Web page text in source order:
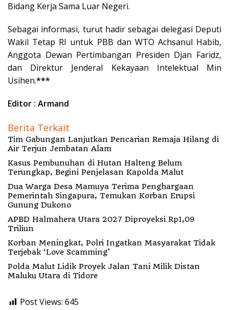
Bidang Kerja Sama Luar Negeri.
Sebagai informasi, turut hadir sebagai delegasi Deputi
Wakil Tetap RI untuk PBB dan WTO Achsanul Habib,
Anggota Dewan Pertimbangan Presiden Djan Faridz,
dan Direktur Jenderal Kekayaan Intelektual Min
Usihen.***
Editor : Armand
Berita Terkait
Tim Gabungan Lanjutkan Pencarian Remaja Hilang di
Air Terjun Jembatan Alam
Kasus Pembunuhan di Hutan Halteng Belum
Terungkap, Begini Penjelasan Kapolda Malut
Dua Warga Desa Mamuya Terima Penghargaan
Pemerintah Singapura, Temukan Korban Erupsi
Gunung Dukono
APBD Halmahera Utara 2027 Diproyeksi Rp1,09
Triliun
Korban Meningkat, Polri Ingatkan Masyarakat Tidak
Terjebak ‘Love Scamming’
Polda Malut Lidik Proyek Jalan Tani Milik Distan
Maluku Utara di Tidore
Post Views: 645